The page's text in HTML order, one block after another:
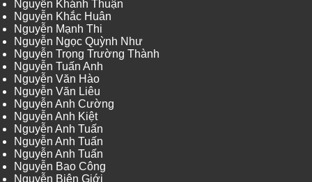
Nguyễn Khánh Thuận
Nguyễn Khắc Huân
Nguyễn Mạnh Thi
Nguyễn Ngọc Quỳnh Như
Nguyễn Trọng Trường Thành
Nguyễn Tuấn Anh
Nguyễn Văn Hào
Nguyễn Văn Liêu
Nguyễn Anh Cường
Nguyễn Anh Kiệt
Nguyễn Anh Tuấn
Nguyễn Anh Tuấn
Nguyễn Anh Tuấn
Nguyễn Bao Công
Nguyễn Biên Giới